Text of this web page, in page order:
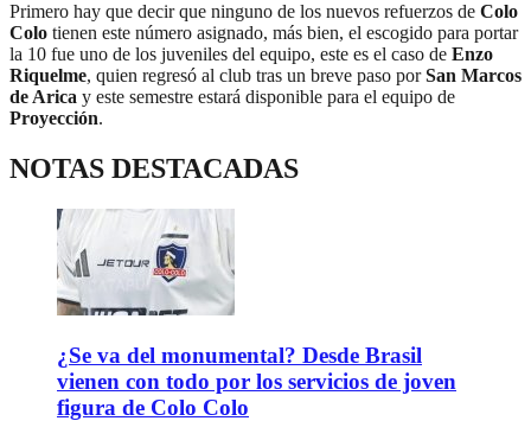
Primero hay que decir que ninguno de los nuevos refuerzos de Colo
Colo tienen este número asignado, más bien, el escogido para portar
la 10 fue uno de los juveniles del equipo, este es el caso de Enzo
Riquelme, quien regresó al club tras un breve paso porSan Marcos
de Arica y este semestre estará disponible para el equipo de
Proyección.
NOTAS DESTACADAS
¿Se va del monumental? Desde Brasil
vienen con todo por los servicios de joven
figura de Colo Colo